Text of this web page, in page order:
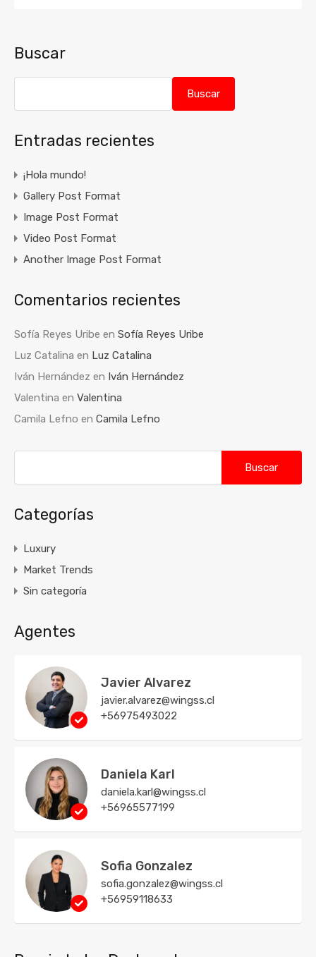
Buscar
Buscar
Entradas recientes
¡Hola mundo!
Gallery Post Format
Image Post Format
Video Post Format
Another Image Post Format
Comentarios recientes
Sofía Reyes Uribe en Sofía Reyes Uribe
Luz Catalina en Luz Catalina
Iván Hernández en Iván Hernández
Valentina en Valentina
Camila Lefno en Camila Lefno
Categorías
Luxury
Market Trends
Sin categoría
Agentes
Javier Alvarez
javier.alvarez@wingss.cl
+56975493022
Daniela Karl
daniela.karl@wingss.cl
+56965577199
Sofia Gonzalez
sofia.gonzalez@wingss.cl
+56959118633